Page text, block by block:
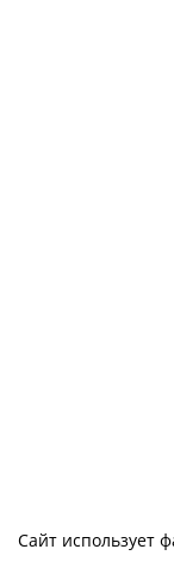
Сайт использует